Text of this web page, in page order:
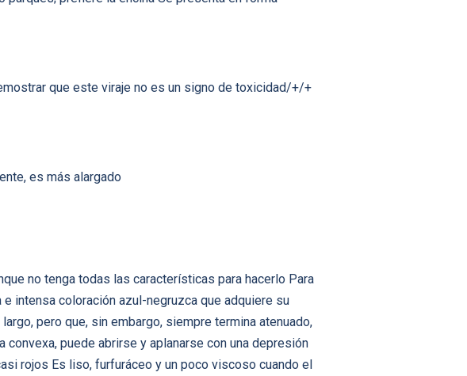
que este viraje no es un signo de toxicidad/+/+
es más alargado
no tenga todas las características para hacerlo Para
intensa coloración azul-negruzca que adquiere su
pero que, sin embargo, siempre termina atenuado,
puede abrirse y aplanarse con una depresión
rojos Es liso, furfuráceo y un poco viscoso cuando el